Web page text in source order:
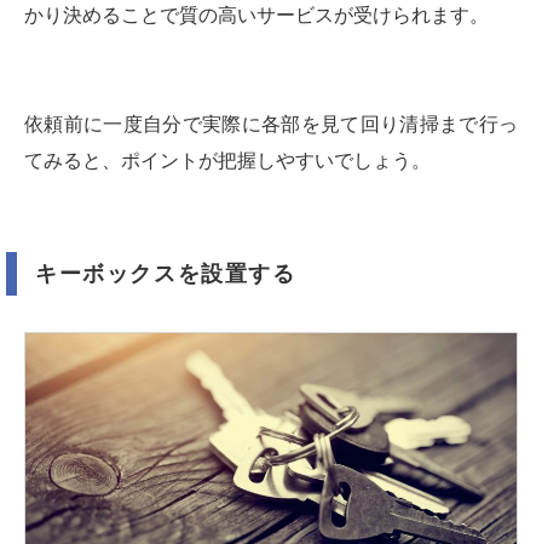
かり決めることで質の高いサービスが受けられます。
依頼前に一度自分で実際に各部を見て回り清掃まで行っ
てみると、ポイントが把握しやすいでしょう。
キーボックスを設置する